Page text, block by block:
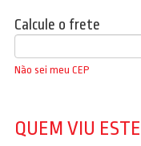
Calcule o frete
Não sei meu CEP
QUEM VIU